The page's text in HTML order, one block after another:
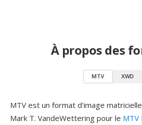
À propos des
MTV XWD
MTV est un format d'image
Mark T. VandeWettering pour le MTV